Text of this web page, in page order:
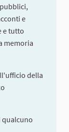
e
e tutto
memoria
della
qualcuno